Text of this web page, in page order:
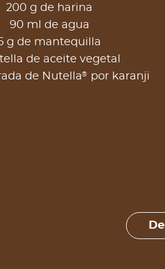
200 g de harina
90 ml de agua
g de mantequilla
de aceite vegetal
de Nutella® por karanji